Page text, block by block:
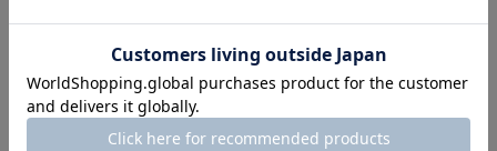
商品についてのお問い合わせ